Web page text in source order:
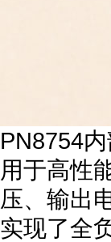
PN8754
用于高性
压、输出
实现了全